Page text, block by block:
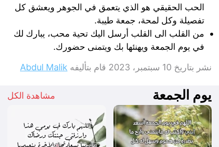
الحب الحقيقي هو الذي يتعمق في الجوهر ويعشق كل
تفصيلة وكل لمحة، جمعة طيبة.
من القلب الى القلب أرسل اليك تحية محب، يبارك لك
في يوم الجمعة ويهنئها بك ويتمنى حضورك.
نشر بتاريخ 10 سبتمبر، 2023 قام بتأليفه Abdul Malik
يوم الجمعة مشاهدة الكل